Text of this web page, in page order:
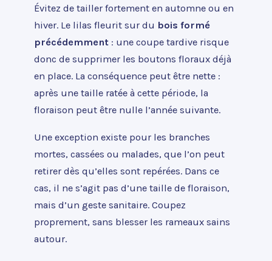
Évitez de tailler fortement en automne ou en
hiver. Le lilas fleurit sur du bois formé
précédemment : une coupe tardive risque
donc de supprimer les boutons floraux déjà
en place. La conséquence peut être nette :
après une taille ratée à cette période, la
floraison peut être nulle l’année suivante.
Une exception existe pour les branches
mortes, cassées ou malades, que l’on peut
retirer dès qu’elles sont repérées. Dans ce
cas, il ne s’agit pas d’une taille de floraison,
mais d’un geste sanitaire. Coupez
proprement, sans blesser les rameaux sains
autour.